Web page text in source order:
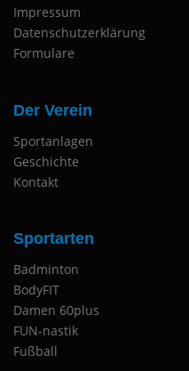
Impressum
Datenschutzerklärung
Formulare
Der Verein
Sportanlagen
Geschichte
Kontakt
Sportarten
Badminton
BodyFIT
Damen 60plus
FUN-nastik
Fußball